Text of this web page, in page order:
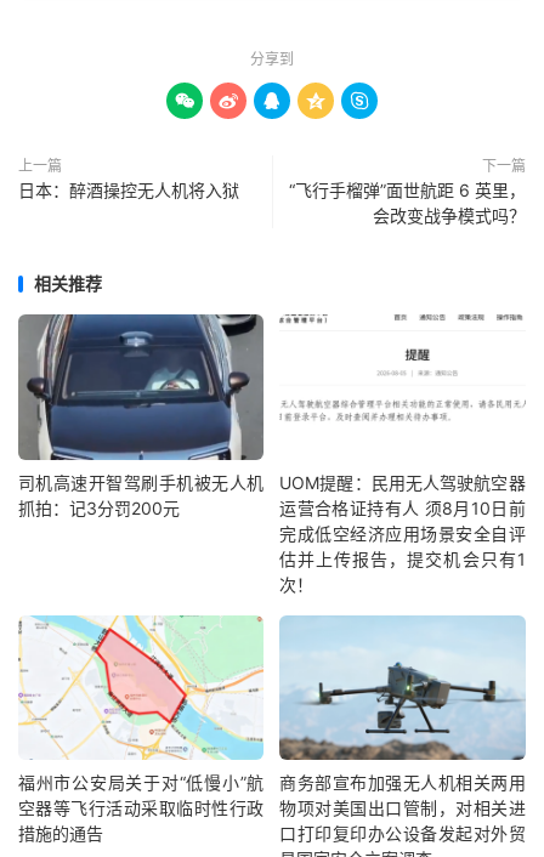
分享到
    
上一篇
日本：醉酒操控无人机将入狱
下一篇
“飞行手榴弹”面世航距 6 英里，
会改变战争模式吗？
相关推荐
司机高速开智驾刷手机被无人机
抓拍：记3分罚200元
UOM提醒：民用无人驾驶航空器
运营合格证持有人 须8月10日前
完成低空经济应用场景安全自评
估并上传报告，提交机会只有1
次！
福州市公安局关于对“低慢小”航
空器等飞行活动采取临时性行政
措施的通告
商务部宣布加强无人机相关两用
物项对美国出口管制，对相关进
口打印复印办公设备发起对外贸